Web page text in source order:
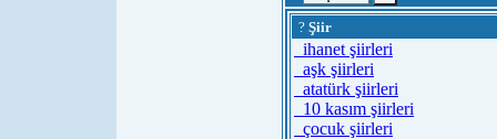
? Şiir
ihanet şiirleri
aşk şiirleri
atatürk şiirleri
10 kasım şiirleri
çocuk şiirleri